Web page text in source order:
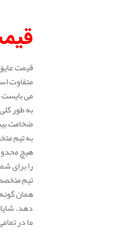
متفاوت
می بایست
ضخامت
به تیم
هیچ
را برای
تیم
همان
دهد.
ما در